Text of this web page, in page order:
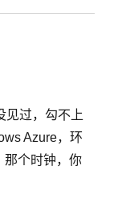
见过，勾不上
Azure，环
那个时钟，你